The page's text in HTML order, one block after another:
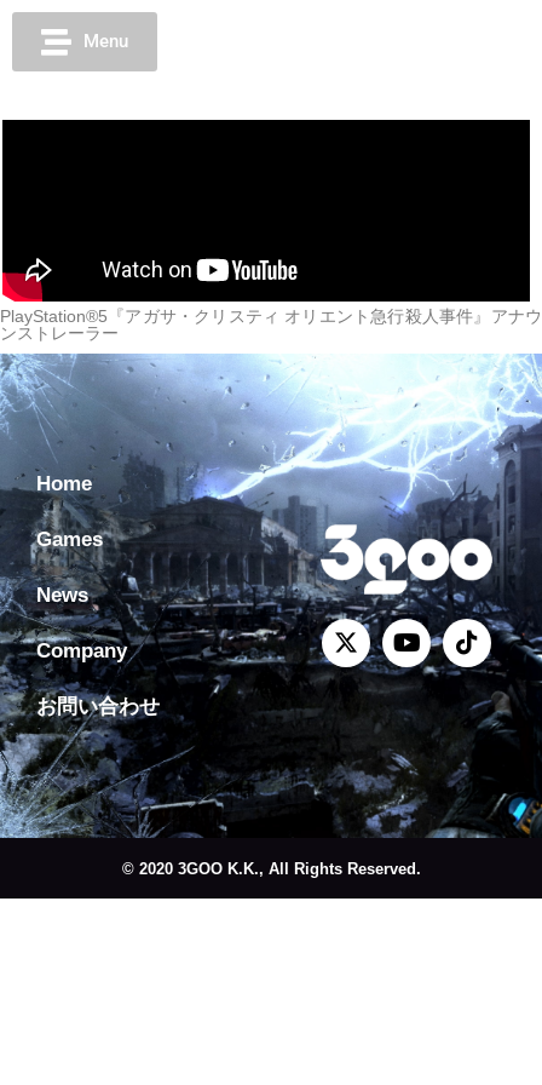
Menu
PlayStation®5『アガサ・クリスティ オリエント急行殺人事件』アナウ
ンストレーラー
Home
Games
News
Company
お問い合わせ
© 2020 3GOO K.K., All Rights Reserved.